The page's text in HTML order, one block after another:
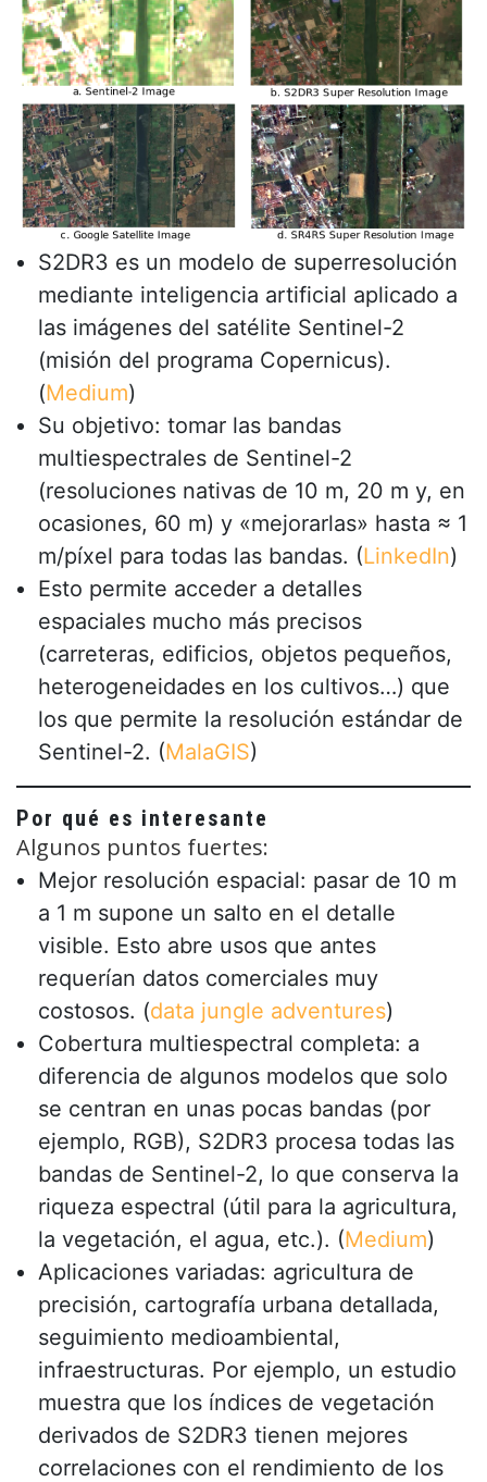
S2DR3 es un modelo de superresolución
mediante inteligencia artificial aplicado a
las imágenes del satélite Sentinel-2
(misión del programa Copernicus).
(Medium)
Su objetivo: tomar las bandas
multiespectrales de Sentinel-2
(resoluciones nativas de 10 m, 20 m y, en
ocasiones, 60 m) y «mejorarlas» hasta ≈ 1
m/píxel para todas las bandas. (LinkedIn)
Esto permite acceder a detalles
espaciales mucho más precisos
(carreteras, edificios, objetos pequeños,
heterogeneidades en los cultivos…) que
los que permite la resolución estándar de
Sentinel-2. (MalaGIS)
Por qué es interesante
Algunos puntos fuertes:
Mejor resolución espacial: pasar de 10 m
a 1 m supone un salto en el detalle
visible. Esto abre usos que antes
requerían datos comerciales muy
costosos. (data jungle adventures)
Cobertura multiespectral completa: a
diferencia de algunos modelos que solo
se centran en unas pocas bandas (por
ejemplo, RGB), S2DR3 procesa todas las
bandas de Sentinel-2, lo que conserva la
riqueza espectral (útil para la agricultura,
la vegetación, el agua, etc.). (Medium)
Aplicaciones variadas: agricultura de
precisión, cartografía urbana detallada,
seguimiento medioambiental,
infraestructuras. Por ejemplo, un estudio
muestra que los índices de vegetación
derivados de S2DR3 tienen mejores
correlaciones con el rendimiento de los